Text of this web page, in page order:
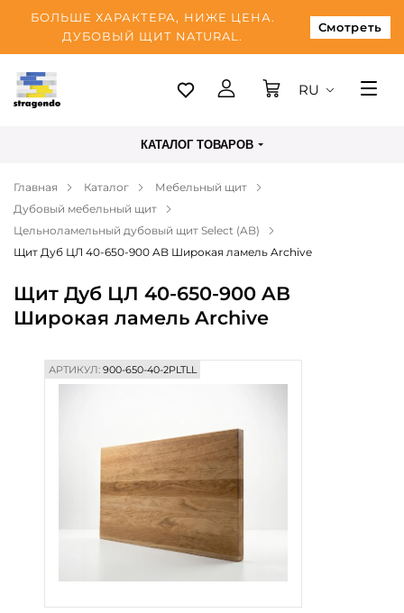
БОЛЬШЕ ХАРАКТЕРА, НИЖЕ ЦЕНА.
ДУБОВЫЙ ЩИТ NATURAL.
Смотреть
Таллинн
Оплата
О нас
Блог
Контакты
RU
КАТАЛОГ ТОВАРОВ
Главная Каталог
Мебельный щит
Дубовый мебельный щит
Цельноламельный дубовый щит Select (AB)
Щит Дуб ЦЛ 40-650-900 AB Широкая ламель Archive
Щит Дуб ЦЛ 40-650-900 AB
Широкая ламель Archive
АРТИКУЛ:900-650-40-2PLTLL